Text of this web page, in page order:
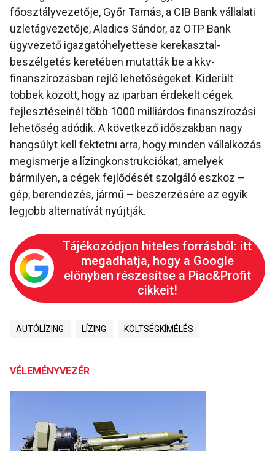
főosztályvezetője, Győr Tamás, a CIB Bank vállalati
üzletágvezetője, Aladics Sándor, az OTP Bank
ügyvezető igazgatóhelyettese kerekasztal-
beszélgetés keretében mutatták be a kkv-
finanszírozásban rejlő lehetőségeket. Kiderült
többek között, hogy az iparban érdekelt cégek
fejlesztéseinél több 1000 milliárdos finanszírozási
lehetőség adódik. A következő időszakban nagy
hangsúlyt kell fektetni arra, hogy minden vállalkozás
megismerje a lízingkonstrukciókat, amelyek
bármilyen, a cégek fejlődését szolgáló eszköz –
gép, berendezés, jármű – beszerzésére az egyik
legjobb alternatívát nyújtják.
Tájékozódjon hiteles forrásból: itt
megadhatja, hogy a Google
előnyben részesítse a Piac&Profit
cikkeit!
AUTÓLÍZING LÍZING KÖLTSÉGKÍMÉLÉS
VÉLEMÉNYVEZÉR